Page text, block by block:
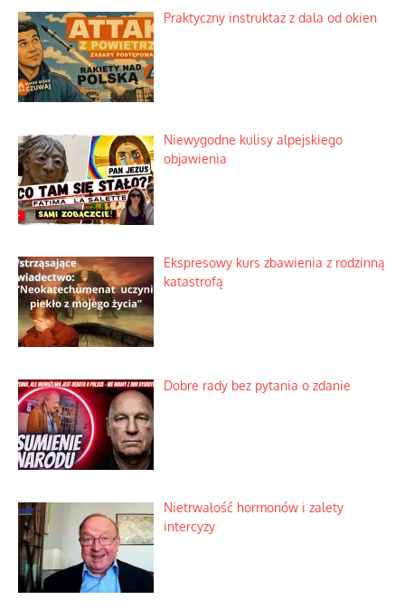
Praktyczny instruktaż z dala od okien
Niewygodne kulisy alpejskiego
objawienia
Ekspresowy kurs zbawienia z rodzinną
katastrofą
Dobre rady bez pytania o zdanie
Nietrwałość hormonów i zalety
intercyzy